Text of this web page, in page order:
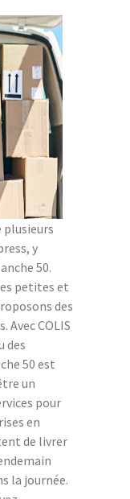
plusieurs
y
50.
petites et
des
Avec COLIS
des
50 est
un
pour
en
de livrer
la journée.